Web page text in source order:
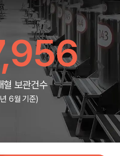
혈 보관건수
6월 기준)